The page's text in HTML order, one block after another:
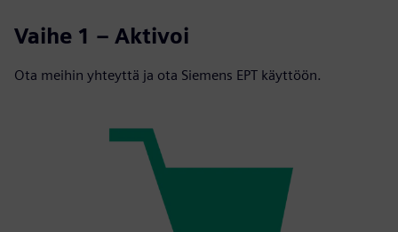
Vaihe 1 – Aktivoi
Ota meihin yhteyttä ja ota Siemens EPT käyttöön.